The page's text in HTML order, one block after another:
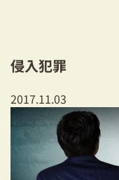
保
建
耐震
侵入犯罪
2017.11.03